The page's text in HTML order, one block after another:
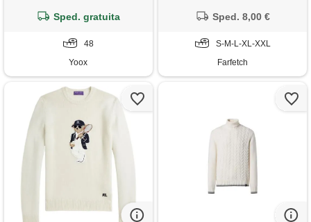
Sped. gratuita
48
Yoox
Sped. 8,00 €
S-M-L-XL-XXL
Farfetch